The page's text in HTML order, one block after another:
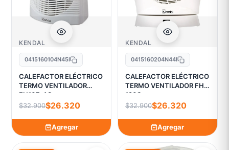
KENDAL
0415160104N45I
CALEFACTOR ELÉCTRICO
TERMO VENTILADOR
FH107-AS
$32.900$26.320
Agregar
KENDAL
0415160204N44I
CALEFACTOR ELÉCTRICO
TERMO VENTILADOR FH-
120S
$32.900$26.320
Agregar